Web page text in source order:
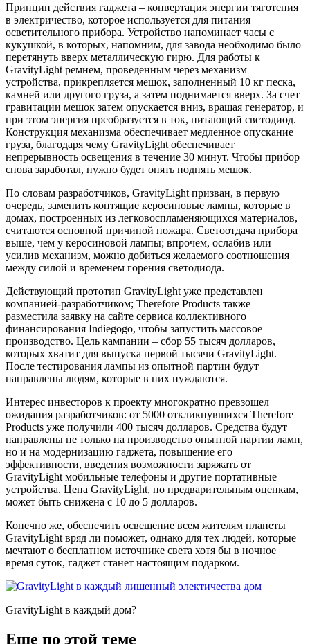
Принцип действия гаджета – конвертация энергии тяготения
в электричество, которое используется для питания
осветительного прибора. Устройство напоминает часы с
кукушкой, в которых, напомним, для завода необходимо было
перетянуть вверх металлическую гирю. Для работы к
GravityLight ремнем, проведенным через механизм
устройства, прикрепляется мешок, заполненный 10 кг песка,
камней или другого груза, а затем поднимается вверх. За счет
гравитации мешок затем опускается вниз, вращая генератор, и
при этом энергия преобразуется в ток, питающий светодиод.
Конструкция механизма обеспечивает медленное опускание
груза, благодаря чему GravityLight обеспечивает
непрерывность освещения в течение 30 минут. Чтобы прибор
снова заработал, нужно будет опять поднять мешок.
По словам разработчиков, GravityLight призван, в первую
очередь, заменить коптящие керосиновые лампы, которые в
домах, построенных из легковоспламеняющихся материалов,
считаются основной причиной пожара. Светоотдача прибора
выше, чем у керосиновой лампы; впрочем, ослабив или
усилив механизм, можно добиться желаемого соотношения
между силой и временем горения светодиода.
Действующий прототип GravityLight уже представлен
компанией-разработчиком; Therefore Products также
разместила заявку на сайте сервиса коллективного
финансирования Indiegogo, чтобы запустить массовое
производство. Цель кампании – сбор 55 тысяч долларов,
которых хватит для выпуска первой тысячи GravityLight.
После тестирования лампы из опытной партии будут
направлены людям, которые в них нуждаются.
Интерес инвесторов к проекту многократно превзошел
ожидания разработчиков: от 5000 откликнувшихся Therefore
Products уже получили 400 тысяч долларов. Средства будут
направлены не только на производство опытной партии ламп,
но и на модернизацию гаджета, повышение его
эффективности, введения возможности заряжать от
GravityLight мобильные телефоны и другие портативные
устройства. Цена GravityLight, по предварительным оценкам,
может быть снижена с 10 до 5 долларов.
Конечно же, обеспечить освещение всем жителям планеты
GravityLight вряд ли поможет, однако для тех людей, которые
мечтают о бесплатном источнике света хотя бы в ночное
время суток, гаджет станет настоящим подарком.
GravityLight в каждый дом?
Еще по этой теме